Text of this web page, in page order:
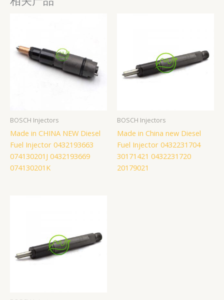
BOSCH Injectors
Made in CHINA NEW Diesel
Fuel Injector 0432193663
074130201J 0432193669
074130201K
BOSCH Injectors
Made in China new Diesel
Fuel Injector 0432231704
30171421 0432231720
20179021